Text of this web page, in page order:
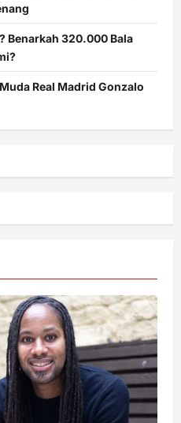
Benarkah 320.000 Bala
Real Madrid Gonzalo